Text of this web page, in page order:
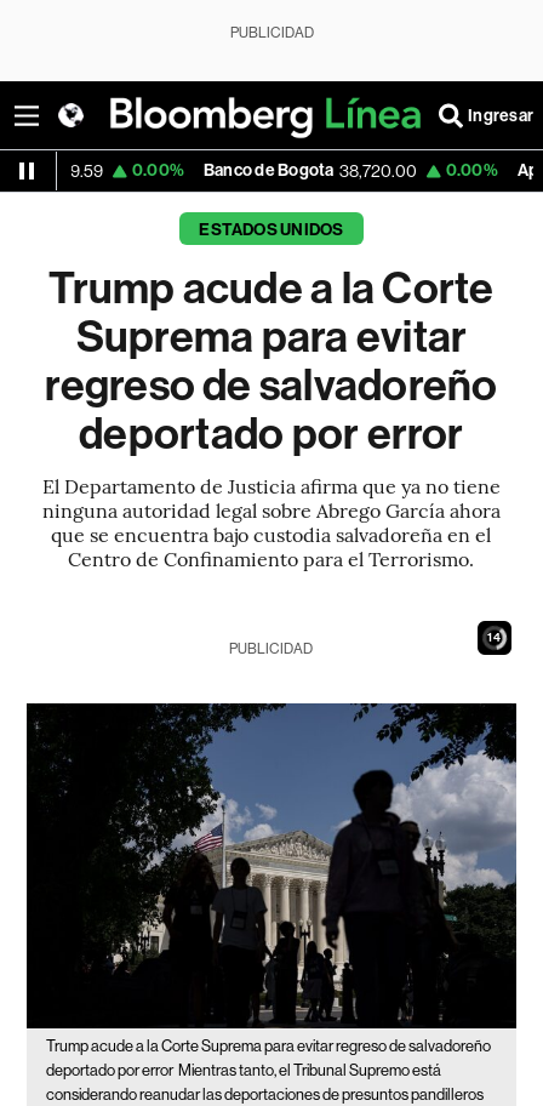
PUBLICIDAD
Ingresar
0.00% Banco de Bogota 38,720.00 0.00% Apple 308.63
ESTADOS UNIDOS
Trump acude a la Corte
Suprema para evitar
regreso de salvadoreño
deportado por error
El Departamento de Justicia afirma que ya no tiene
ninguna autoridad legal sobre Abrego García ahora
que se encuentra bajo custodia salvadoreña en el
Centro de Confinamiento para el Terrorismo.
13
PUBLICIDAD
Trump acude a la Corte Suprema para evitar regreso de salvadoreño
deportado por error Mientras tanto, el Tribunal Supremo está
considerando reanudar las deportaciones de presuntos pandilleros